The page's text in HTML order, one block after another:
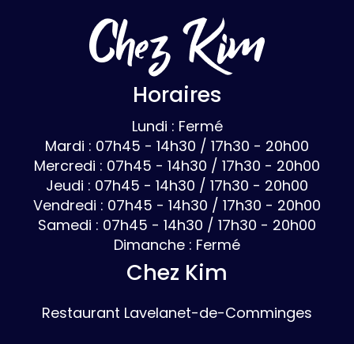
Horaires
Lundi : Fermé
Mardi : 07h45 - 14h30 / 17h30 - 20h00
Mercredi : 07h45 - 14h30 / 17h30 - 20h00
Jeudi : 07h45 - 14h30 / 17h30 - 20h00
Vendredi : 07h45 - 14h30 / 17h30 - 20h00
Samedi : 07h45 - 14h30 / 17h30 - 20h00
Dimanche : Fermé
Chez Kim
Restaurant Lavelanet-de-Comminges